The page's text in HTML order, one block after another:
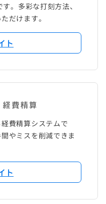
。多彩な打刻方法、
だけます。
ト
費精算システムで
やミスを削減できま
ト